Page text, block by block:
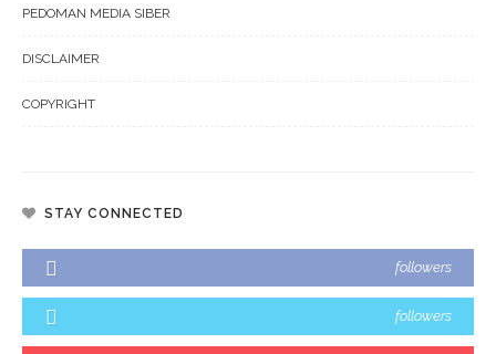
PEDOMAN MEDIA SIBER
DISCLAIMER
COPYRIGHT
STAY CONNECTED
followers
followers